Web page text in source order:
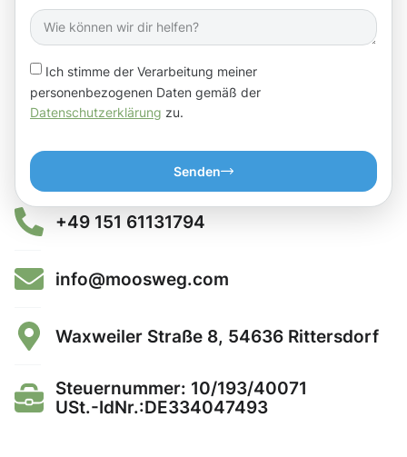
Ich stimme der Verarbeitung meiner
personenbezogenen Daten gemäß der
Datenschutzerklärung zu.
Senden
+49 151 61131794
info@moosweg.com
Waxweiler Straße 8, 54636 Rittersdorf
Steuernummer: 10/193/40071
USt.-IdNr.:DE334047493